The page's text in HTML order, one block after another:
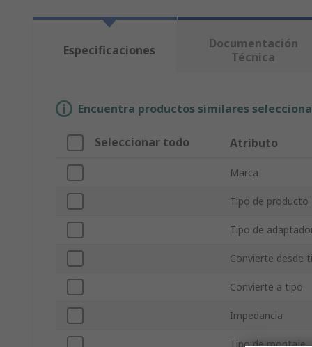
Especificaciones
Documentación
Técnica
Encuentra productos similares
Seleccionar todo Atributo
Marca
Tipo de producto
Tipo de
Convierte desde
Convierte a tipo
Impedancia
Tipo de montaje